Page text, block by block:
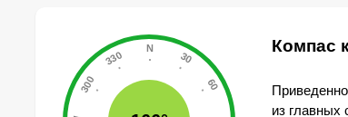
Компас
из